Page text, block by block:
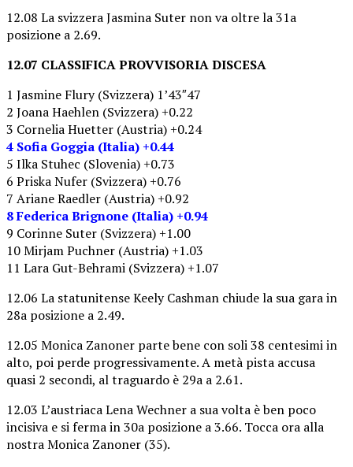
12.08 La svizzera Jasmina Suter non va oltre la 31a
posizione a 2.69.
12.07 CLASSIFICA PROVVISORIA DISCESA
1 Jasmine Flury (Svizzera) 1’43″47
2 Joana Haehlen (Svizzera) +0.22
3 Cornelia Huetter (Austria) +0.24
4 Sofia Goggia (Italia) +0.44
5 Ilka Stuhec (Slovenia) +0.73
6 Priska Nufer (Svizzera) +0.76
7 Ariane Raedler (Austria) +0.92
8 Federica Brignone (Italia) +0.94
9 Corinne Suter (Svizzera) +1.00
10 Mirjam Puchner (Austria) +1.03
11 Lara Gut-Behrami (Svizzera) +1.07
12.06 La statunitense Keely Cashman chiude la sua gara in
28a posizione a 2.49.
12.05 Monica Zanoner parte bene con soli 38 centesimi in
alto, poi perde progressivamente. A metà pista accusa
quasi 2 secondi, al traguardo è 29a a 2.61.
12.03 L’austriaca Lena Wechner a sua volta è ben poco
incisiva e si ferma in 30a posizione a 3.66. Tocca ora alla
nostra Monica Zanoner (35).